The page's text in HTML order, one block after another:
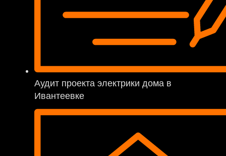
Аудит проекта электрики дома в
Ивантеевке